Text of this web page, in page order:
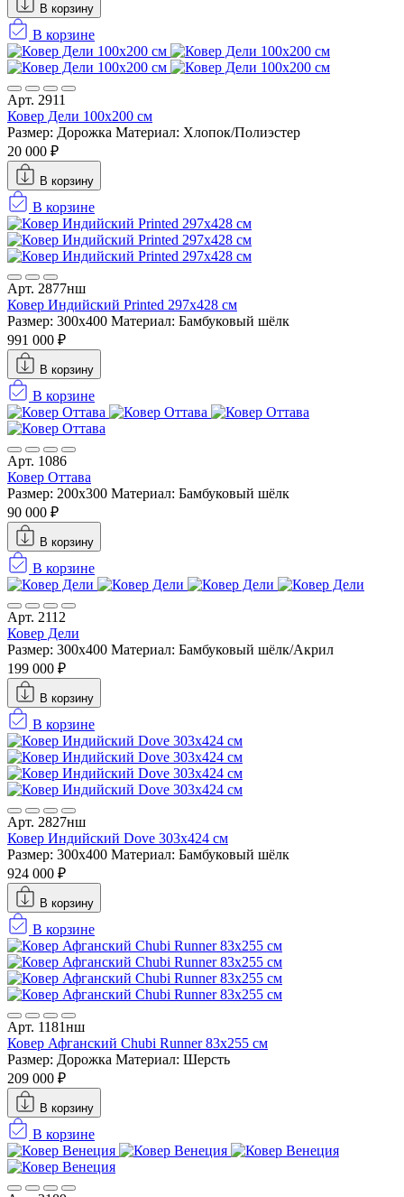
В корзину
В корзине
Арт. 2911
Ковер Дели 100х200 см
Размер: Дорожка Материал: Хлопок/Полиэстер
20 000 ₽
В корзину
В корзине
Арт. 2877нш
Ковер Индийский Printed 297x428 см
Размер: 300x400 Материал: Бамбуковый шёлк
991 000 ₽
В корзину
В корзине
Арт. 1086
Ковер Оттава
Размер: 200x300 Материал: Бамбуковый шёлк
90 000 ₽
В корзину
В корзине
Арт. 2112
Ковер Дели
Размер: 300x400 Материал: Бамбуковый шёлк/Акрил
199 000 ₽
В корзину
В корзине
Арт. 2827нш
Ковер Индийский Dove 303x424 см
Размер: 300x400 Материал: Бамбуковый шёлк
924 000 ₽
В корзину
В корзине
Арт. 1181нш
Ковер Афганский Chubi Runner 83x255 см
Размер: Дорожка Материал: Шерсть
209 000 ₽
В корзину
В корзине